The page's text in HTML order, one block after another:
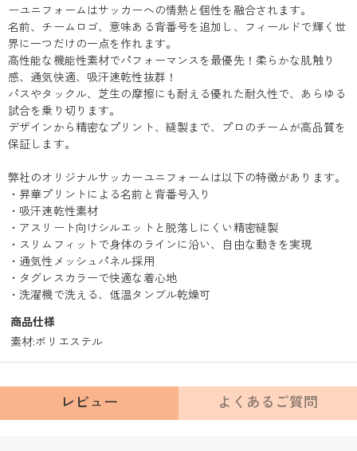
ーユニフォームはサッカーへの情熱と個性を融合されます。
名前、チームロゴ、意味ある背番号を追加し、フィールドで輝く世
界に一つだけの一点を作れます。
高性能な機能性素材でパフォーマンスを最優先！柔らかな肌触り
感、通気快適、吸汗速乾性抜群！
パスやタックル、芝生の摩擦にも耐える優れた耐久性で、あらゆる
試合を乗り切ります。
デザインから精密なプリント、縫製まで、プロのチームが高品質を
保証します。
弊社のオリジナルサッカーユニフォームは以下の特徴があります。
・昇華プリントによる名前と背番号入り
・吸汗速乾性素材
・アスリート向けシルエットと脱落しにくい精密縫製
・スリムフィットで身体のラインに沿い、自由な動きを実現
・通気性メッシュパネル採用
・タグレスカラーで快適な着心地
・洗濯機で洗える、低温タンブル乾燥可
商品仕様
素材:ポリエステル
レビュー よくあるご質問